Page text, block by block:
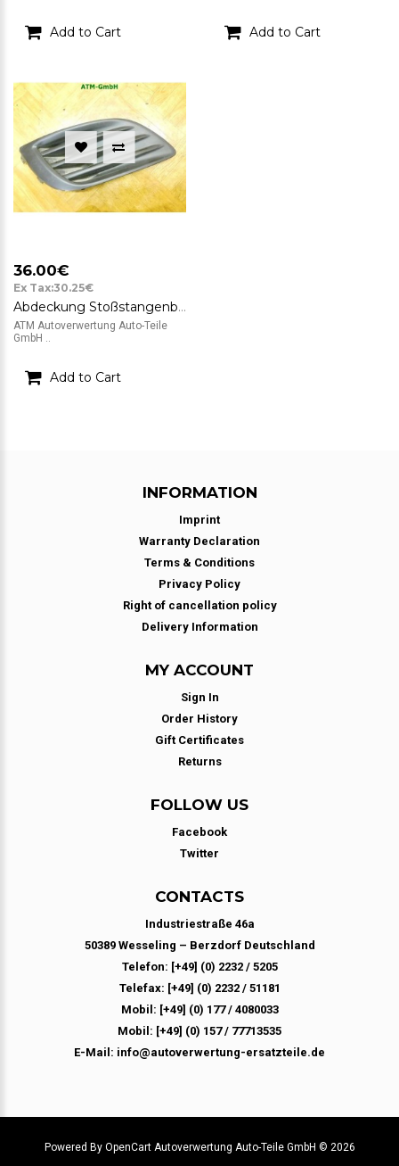
Add to Cart Add to Cart
36.00€
Ex Tax:30.25€
Abdeckung Stoßstangenblende rechts Suzuki Swift 4 IV Beifahrerseite 71751-68L0
ATM Autoverwertung Auto-Teile
GmbH ..
Add to Cart
INFORMATION
Imprint
Warranty Declaration
Terms & Conditions
Privacy Policy
Right of cancellation policy
Delivery Information
MY ACCOUNT
Sign In
Order History
Gift Certificates
Returns
FOLLOW US
Facebook
Twitter
CONTACTS
Industriestraße 46a
50389 Wesseling – Berzdorf Deutschland
Telefon: [+49] (0) 2232 / 5205
Telefax: [+49] (0) 2232 / 51181
Mobil: [+49] (0) 177 / 4080033
Mobil: [+49] (0) 157 / 77713535
E-Mail: info@autoverwertung-ersatzteile.de
Powered By OpenCartAutoverwertung Auto-Teile GmbH © 2026